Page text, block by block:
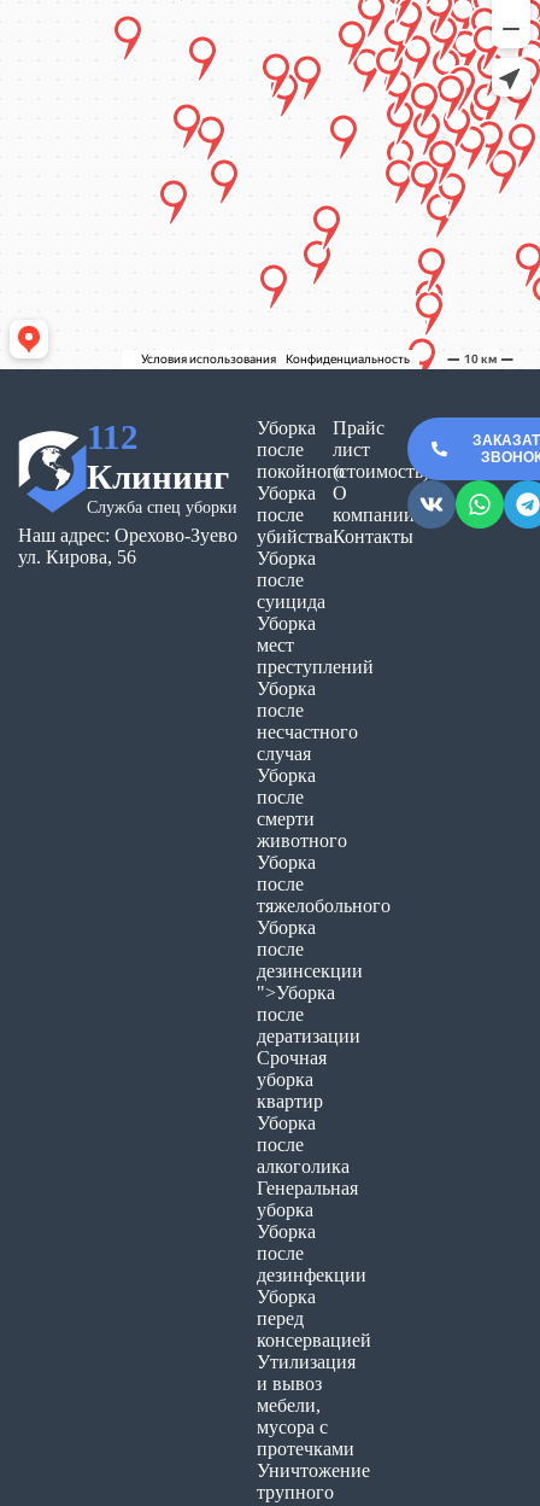
112
Клининг
Служба спец уборки
Наш адрес: Орехово-Зуево
ул. Кирова, 56
Уборка
после
покойного
Уборка
после
убийства
Уборка
после
суицида
Уборка
мест
преступлений
Уборка
после
несчастного
случая
Уборка
после
смерти
животного
Уборка
после
тяжелобольного
Уборка
после
дезинсекции
">Уборка
после
дератизации
Срочная
уборка
квартир
Уборка
после
алкоголика
Генеральная
уборка
Уборка
после
дезинфекции
Уборка
перед
консервацией
Утилизация
и вывоз
мебели,
мусора с
протечками
Уничтожение
трупного
Прайс
лист
(стоимость)
О
компании
Контакты